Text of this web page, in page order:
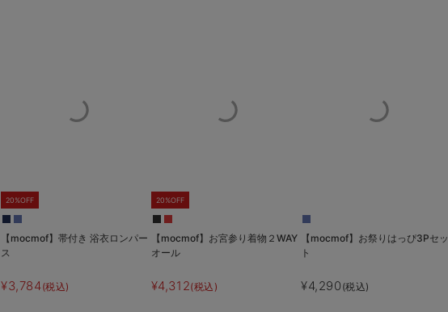
20%OFF
【mocmof】帯付き 浴衣ロンパー
ス
¥3,784(税込)
20%OFF
【mocmof】お宮参り着物２WAY
オール
¥4,312(税込)
【mocmof】お祭りはっぴ3Pセッ
ト
¥4,290 (税込)